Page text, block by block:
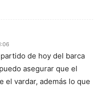
de hoy del barca
asegurar que el
el vardar, además lo que